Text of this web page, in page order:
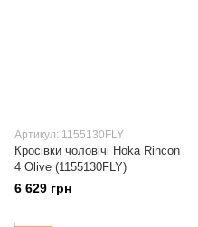
Артикул: 1155130FLY
Кросівки чоловічі Hoka Rincon
4 Olive (1155130FLY)
6 629 грн